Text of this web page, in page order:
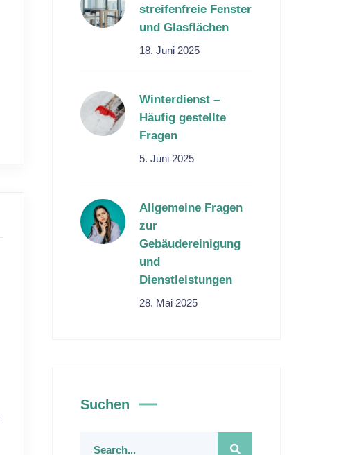
streifenfreie Fenster
und Glasflächen
18. Juni 2025
Winterdienst –
Häufig gestellte
Fragen
5. Juni 2025
Allgemeine Fragen
zur
Gebäudereinigung
und
Dienstleistungen
28. Mai 2025
Suchen